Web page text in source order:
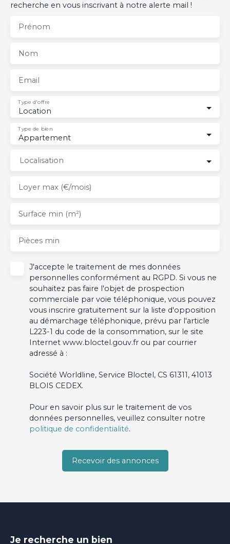
recherche en vous inscrivant à notre alerte mail !
Prénom
Nom
Email
Location
Type d'offre
Appartement
Type de bien
Localisation
Loyer max (€/mois)
Surface min (m²)
Pièces min
J'accepte le traitement de mes données
personnelles conformément au RGPD. Si vous ne
souhaitez pas faire l'objet de prospection
commerciale par voie téléphonique, vous pouvez
vous inscrire gratuitement sur la liste d'opposition
au démarchage téléphonique, prévu par l'article
L223-1 du code de la consommation, sur le site
Internet www.bloctel.gouv.fr ou par courrier
adressé à :
Société Worldline, Service Bloctel, CS 61311, 41013
BLOIS CEDEX.
Pour en savoir plus sur le traitement de vos
données personnelles, veuillez consulter notre
politique de confidentialité.
Recevoir des annonces
Je recherche un bien